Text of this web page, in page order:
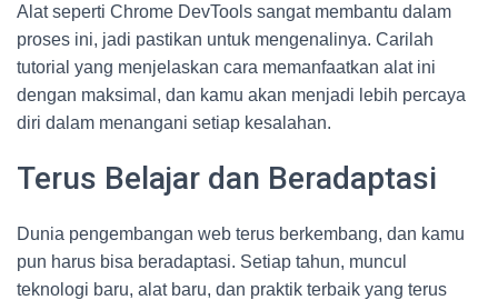
Alat seperti Chrome DevTools sangat membantu dalam
proses ini, jadi pastikan untuk mengenalinya. Carilah
tutorial yang menjelaskan cara memanfaatkan alat ini
dengan maksimal, dan kamu akan menjadi lebih percaya
diri dalam menangani setiap kesalahan.
Terus Belajar dan Beradaptasi
Dunia pengembangan web terus berkembang, dan kamu
pun harus bisa beradaptasi. Setiap tahun, muncul
teknologi baru, alat baru, dan praktik terbaik yang terus